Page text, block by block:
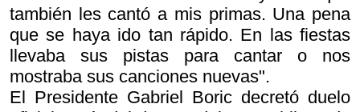
también les cantó a mis primas. Una pena
que se haya ido tan rápido. En las fiestas
llevaba sus pistas para cantar o nos
mostraba sus canciones nuevas".
El Presidente Gabriel Boric decretó duelo